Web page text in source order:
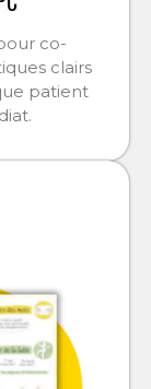
co-
clairs
patient